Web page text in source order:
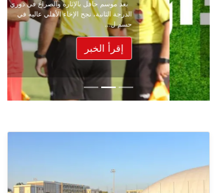
بعد موسم حافل بالإثارة والصراع في دوري
الدرجة الثانية، نجح الإخاء الأهلي عاليه في
حسم ل...
إقرأ الخبر